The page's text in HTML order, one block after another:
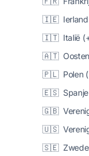
🇮🇪 Ierland
🇮🇹 Italië
🇦🇹
🇵🇱 Polen
🇪🇸 Spanje
🇬🇧
🇺🇸
🇸🇪